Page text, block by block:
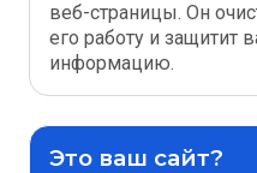
веб-страницы. Он
его работу и защитит
информацию.
Это ваш сайт?